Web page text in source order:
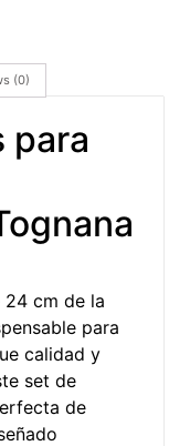
(0)
para
24 cm de la
para
calidad y
set de
de